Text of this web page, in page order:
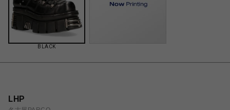
BLACK
LHP